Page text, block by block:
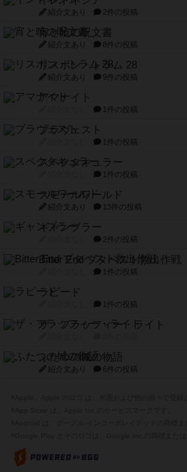
紹介文あり 2件の投稿
宵と暁の呪文書
紹介文あり 8件の投稿
リスボン・トラム 28
紹介文あり 9件の投稿
アマナイト
1件の投稿
ブラヴェスト
1件の投稿
スペクタキュラー
1件の投稿
スモールワールド
紹介文あり 13件の投稿
ギャンブラー
2件の投稿
Bitter End ブタペスト救出作戦
1件の投稿
ラピード
1件の投稿
ザ・フラッフィー・ライト
ふたつの城の物語
紹介文あり 6件の投稿